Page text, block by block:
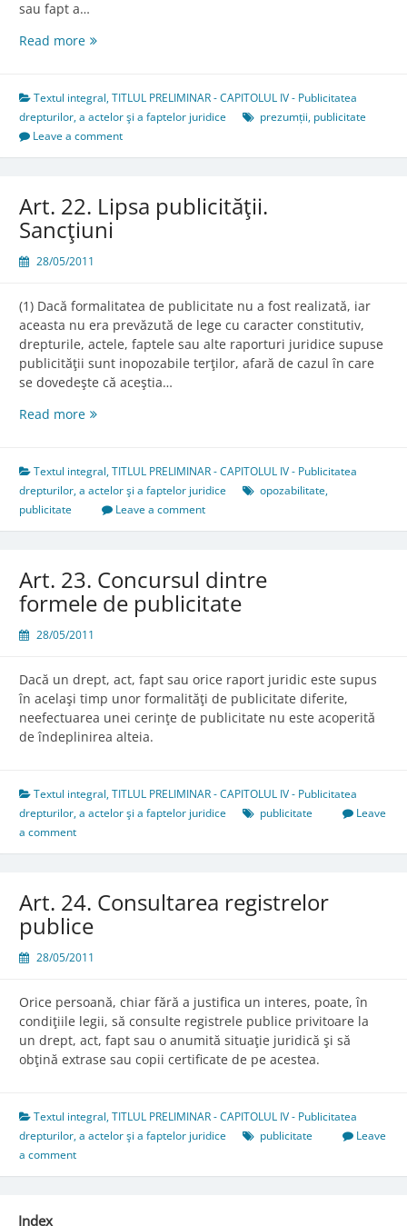
sau fapt a…
Read moreArt.
Textul integral,TITLUL PRELIMINAR - CAPITOLUL IV - Publicitatea
drepturilor, a actelor şi a faptelor juridice
prezumții, publicitate
Leave a comment
Art. 22. Lipsa publicităţii.
Sancţiuni
28/05/2011
(1) Dacă formalitatea de publicitate nu a fost realizată, iar
aceasta nu era prevăzută de lege cu caracter constitutiv,
drepturile, actele, faptele sau alte raporturi juridice supuse
publicităţii sunt inopozabile terţilor, afară de cazul în care
se dovedeşte că aceştia…
Read moreArt.
publicităţii.
Sancţiuni
Textul integral,TITLUL PRELIMINAR - CAPITOLUL IV - Publicitatea
drepturilor, a actelor şi a faptelor juridice
opozabilitate,
publicitate
Leave a comment
Art. 23. Concursul dintre
formele de publicitate
28/05/2011
Dacă un drept, act, fapt sau orice raport juridic este supus
în acelaşi timp unor formalităţi de publicitate diferite,
neefectuarea unei cerinţe de publicitate nu este acoperită
de îndeplinirea alteia.
Textul integral,TITLUL PRELIMINAR - CAPITOLUL IV - Publicitatea
drepturilor, a actelor şi a faptelor juridice
publicitate
Leave
a comment
Art. 24. Consultarea registrelor
publice
28/05/2011
Orice persoană, chiar fără a justifica un interes, poate, în
condiţiile legii, să consulte registrele publice privitoare la
un drept, act, fapt sau o anumită situaţie juridică şi să
obţină extrase sau copii certificate de pe acestea.
Textul integral,TITLUL PRELIMINAR - CAPITOLUL IV - Publicitatea
drepturilor, a actelor şi a faptelor juridice
publicitate
Leave
a comment
Index